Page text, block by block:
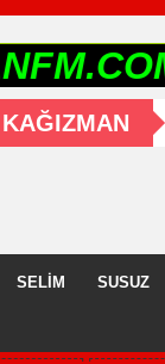
SELİM SUSUZ